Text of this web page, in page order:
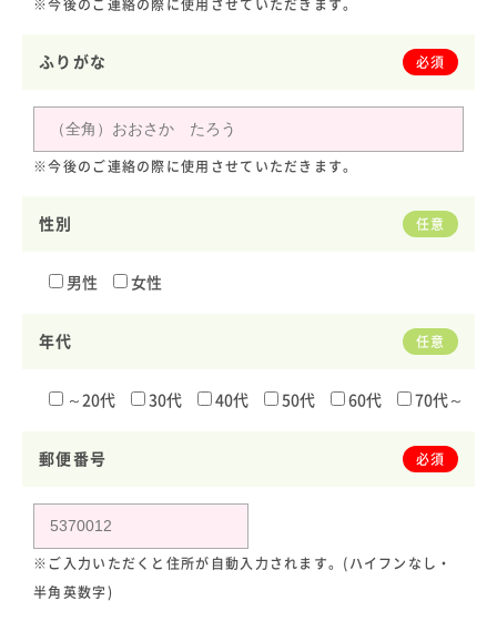
※今後のご連絡の際に使用させていただきます。
ふりがな 必須
※今後のご連絡の際に使用させていただきます。
性別 任意
男性 女性
年代 任意
～20代 30代 40代 50代 60代 70代～
郵便番号 必須
※ご入力いただくと住所が自動入力されます。(ハイフンなし・
半角英数字)